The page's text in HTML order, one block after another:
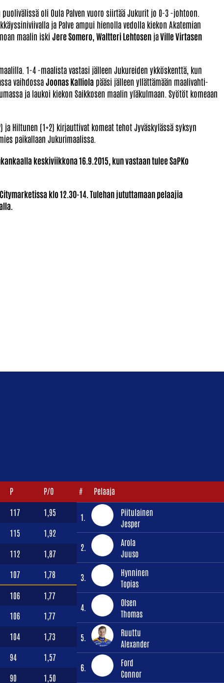
oli Oula Palven vuoro siirtää Jukurit jo 0-3 -johtoon.
ja Palve ampui hienolla vedolla kiekon Akatemian
maalin iski Jere Somero, Waltteri Lehtosen jaVille Virtasen
1-4 -maalista vastasi jälleen Jukureiden ykköskenttä, kun
vaihdossaJoonas Kalliola pääsi jälleen yllättämään maalivahti-
ja laukoi kiekon Saikkosen maalin yläkulmaan. Syötöt komeaan
ja Hiltunen (1+2) kirjauttivat komeat tehot Jyväskylässä syksyn
paikallaan Jukurimaalissa.
keskiviikkona 16.9.2015, kun vastaan tulee SaPKo
klo 12.30-14. Tulehan jututtamaan pelaajia
P P/O
117 1,95
115 1,92
112 1,87
107 1,78
106 1,77
106 1,77
104 1,73
94 1,57
90 1,50
# Pelaaja
1.
Piitulainen
Jesper
2.
Arola
Juuso
3.
Hynninen
Topias
4.
Olsen
Thomas
5.
Ruuttu
Alexander
6.
Ford
Connor